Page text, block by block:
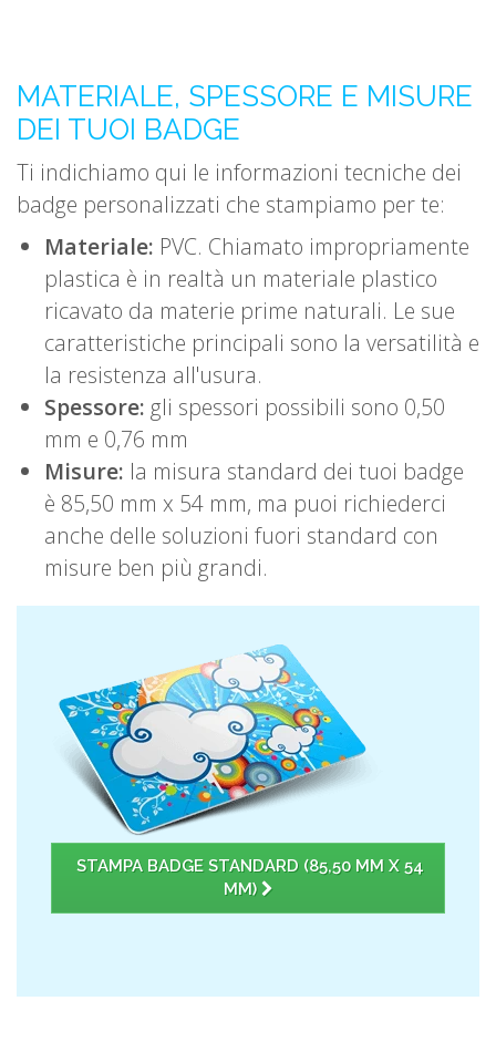
MATERIALE, SPESSORE E MISURE
DEI TUOI BADGE
Ti indichiamo qui le informazioni tecniche dei
badge personalizzati che stampiamo per te:
Materiale: PVC. Chiamato impropriamente
plastica è in realtà un materiale plastico
ricavato da materie prime naturali. Le sue
caratteristiche principali sono la versatilità e
la resistenza all'usura.
Spessore: gli spessori possibili sono 0,50
mm e 0,76 mm
Misure: la misura standard dei tuoi badge
è 85,50 mm x 54 mm, ma puoi richiederci
anche delle soluzioni fuori standard con
misure ben più grandi.
STAMPA BADGE STANDARD (85,50 MM X 54
MM)